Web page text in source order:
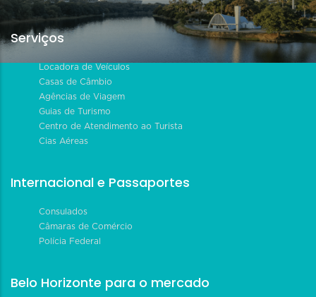
Serviços
Locadora de Veículos
Casas de Câmbio
Agências de Viagem
Guias de Turismo
Centro de Atendimento ao Turista
Cias Aéreas
Internacional e Passaportes
Consulados
Câmaras de Comércio
Polícia Federal
Belo Horizonte para o mercado